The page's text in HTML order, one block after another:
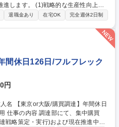
な生産性向上（P
コスト削減を計画・実行(2)サプライ
算管理と実行：■サイト購買マネージ
グローバル基準の導入(5)物流プロト
退職金あり 在宅OK 完全週休2日制
間休日126日/フルフレック
円
戦略策定・実行)および現在推進中の